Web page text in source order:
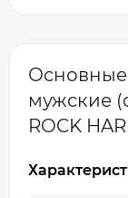
Основные
мужские
ROCK